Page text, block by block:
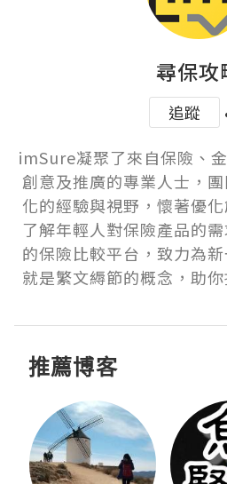
尋保攻
追蹤
imSure凝聚了來自保險、
創意及推廣的專業人士，
化的經驗與視野，懷著優
了解年輕人對保險產品的
的保險比較平台，致力為
就是繁文縟節的概念，助
推薦博客